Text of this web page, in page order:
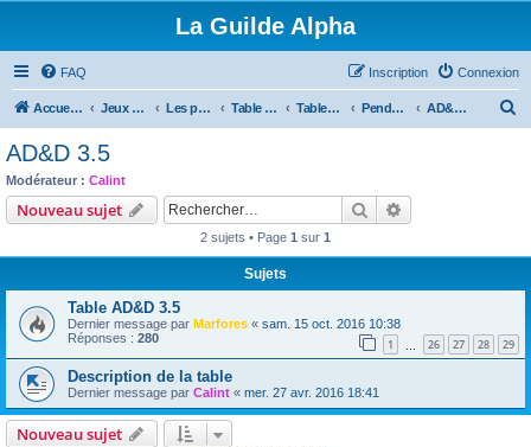
La Guilde Alpha
FAQ Connexion
Inscription
Accueil du forum Jeux de rôles Les parties de la Guilde Table en cours, à venir ou en pause Tables fini ou en pause Pendant ce temps là, a Veracruz AD&D 3.5
e
r
AD&D 3.5
Modérateur : Calint
Nouveau sujet Rechercher
2 sujets • Page 1 sur 1
Sujets
Table AD&D 3.5
Dernier message par Marfores « sam. 15 oct. 2016 10:38
Réponses : 280 1 26 27 28 29
Description de la table
Dernier message par Calint « mer. 27 avr. 2016 18:41
Nouveau sujet